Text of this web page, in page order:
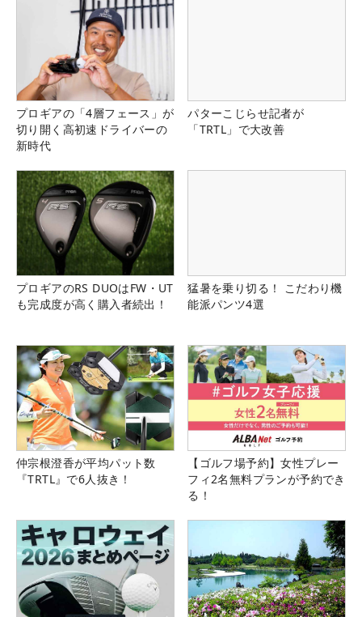
プロギアの「4層フェース」が
切り開く高初速ドライバーの
新時代
パターこじらせ記者が
「TRTL」で大改善
プロギアのRS DUOはFW・UT
も完成度が高く購入者続出！
猛暑を乗り切る！ こだわり機
能派パンツ4選
仲宗根澄香が平均パット数
『TRTL』で6人抜き！
【ゴルフ場予約】女性プレー
フィ2名無料プランが予約でき
る！